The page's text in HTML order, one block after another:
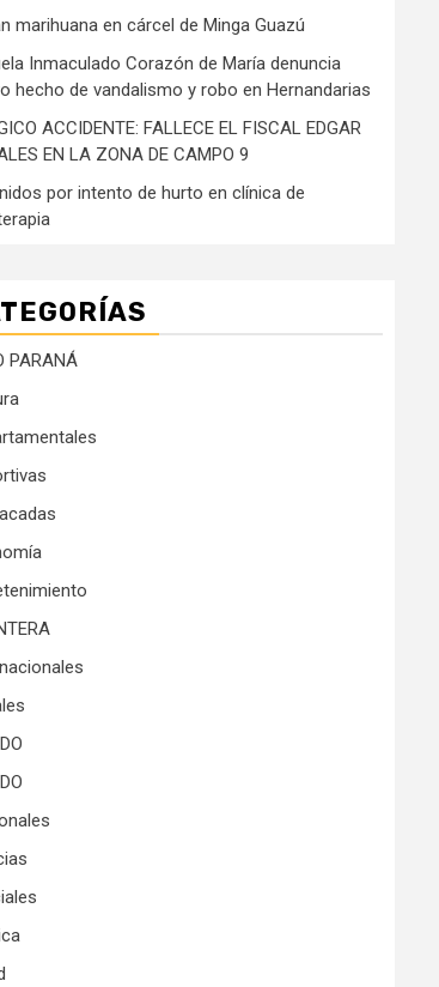
marihuana en cárcel de Minga Guazú
Inmaculado Corazón de María denuncia
hecho de vandalismo y robo en Hernandarias
ACCIDENTE: FALLECE EL FISCAL EDGAR
EN LA ZONA DE CAMPO 9
por intento de hurto en clínica de
PARANÁ